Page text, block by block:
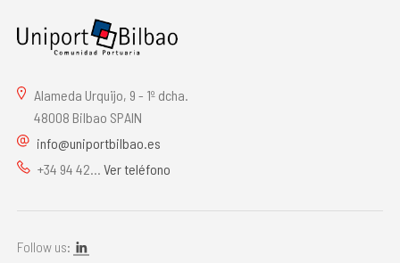
Alameda Urquijo, 9 - 1º dcha.
48008 Bilbao SPAIN
info@uniportbilbao.es
+34 94 42... Ver teléfono
Follow us: